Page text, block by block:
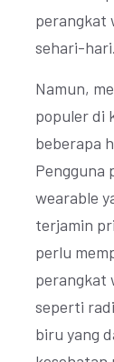
perangkat
sehari-hari.
Namun,
populer di
beberapa
Pengguna
wearable
terjamin
perlu
perangkat
seperti
biru yang